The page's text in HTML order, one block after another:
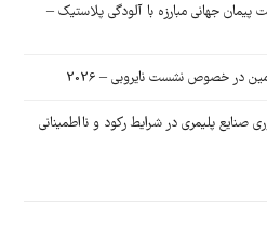
جهانی مبارزه با آلودگی پلاستیک –
در خصوص نشست نایروبی – 2026
صنایع پلیمری در شرایط رکود و نااطمینانی